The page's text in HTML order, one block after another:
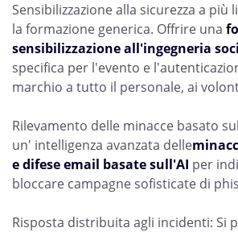
Sensibilizzazione alla sicurezza a più
la formazione generica. Offrire una
sensibilizzazione all'ingegneria
specifica per l'evento e
marchio a tutto il personale, ai
Rilevamento delle minacce basato
un' intelligenza avanzata delle
edifese email basate sull'AI per
bloccare campagne sofisticate di
Risposta distribuita agli incidenti: Si